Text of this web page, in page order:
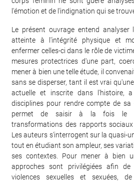
l'émotion et de l'indignation qui se
Le présent ouvrage entend analyser
atteinte à l'intégrité physique et
enfermer celles-ci dans le rôle de
mesures protectrices d'une part,
mener à bien une telle étude, il
sans se disperser, tant il est vrai
actuelle et inscrite dans l'histoire,
disciplines pour rendre compte de sa
permet de saisir à la fois le
transformations des rapports sociaux
Les auteurs s'interrogent sur la quasi-
tout en étudiant son ampleur, ses
ses contextes. Pour mener à bien
approches sont privilégiées afin
violences sexuelles et sexuées,